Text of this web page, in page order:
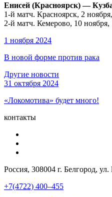
Енисей (Красноярск) —
1-й матч. Красноярск, 2
2-й матч. Кемерово, 10 ноября,
1 ноября 2024
В новой форме против рака
Другие новости
31 октября 2024
«Локомотива» будет много!
контакты
Россия, 308004 г. Белгород,
+7(4722) 400–455